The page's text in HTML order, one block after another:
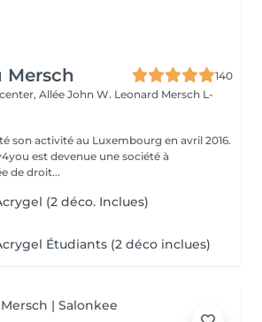
Mersch
140
Allée John W. Leonard Mersch L-
son activité au Luxembourg en avril 2016.
est devenue une société à
de droit...
(2 déco. Inclues)
Étudiants (2 déco inclues)